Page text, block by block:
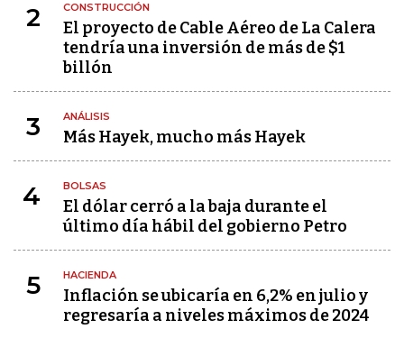
2 CONSTRUCCIÓN
El proyecto de Cable Aéreo de La Calera
tendría una inversión de más de $1
billón
3 ANÁLISIS
Más Hayek, mucho más Hayek
4 BOLSAS
El dólar cerró a la baja durante el
último día hábil del gobierno Petro
5 HACIENDA
Inflación se ubicaría en 6,2% en julio y
regresaría a niveles máximos de 2024